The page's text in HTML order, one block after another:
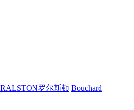
RALSTON罗尔斯顿 Bouchard